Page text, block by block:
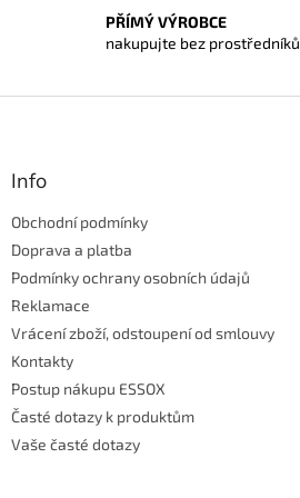
s
u
PŘÍMÝ VÝROBCE
nakupujte bez prostředníků
Info
Obchodní podmínky
Doprava a platba
Podmínky ochrany osobních údajů
Reklamace
Vrácení zboží, odstoupení od smlouvy
Kontakty
Postup nákupu ESSOX
Časté dotazy k produktům
Vaše časté dotazy